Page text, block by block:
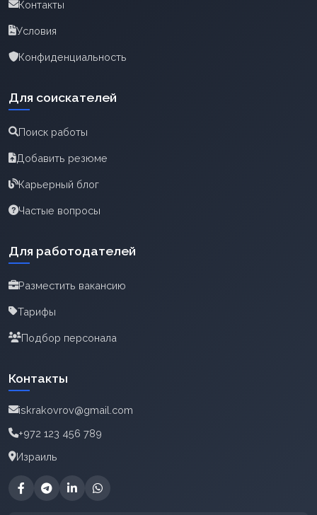
Контакты
Условия
Конфиденциальность
Для соискателей
Поиск работы
Добавить резюме
Карьерный блог
Частые вопросы
Для работодателей
Разместить вакансию
Тарифы
Подбор персонала
Контакты
iskrakovrov@gmail.com
+972 123 456 789
Израиль